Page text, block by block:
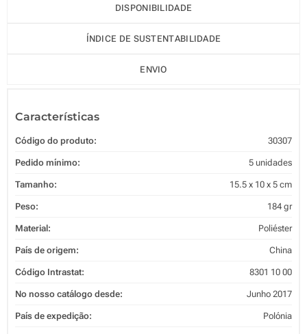
DISPONIBILIDADE
ÍNDICE DE SUSTENTABILIDADE
ENVIO
Características
Código do produto: 30307
Pedido mínimo: 5 unidades
Tamanho: 15.5 x 10 x 5 cm
Peso: 184 gr
Material: Poliéster
País de origem: China
Código Intrastat: 8301 10 00
No nosso catálogo desde: Junho 2017
País de expedição: Polónia